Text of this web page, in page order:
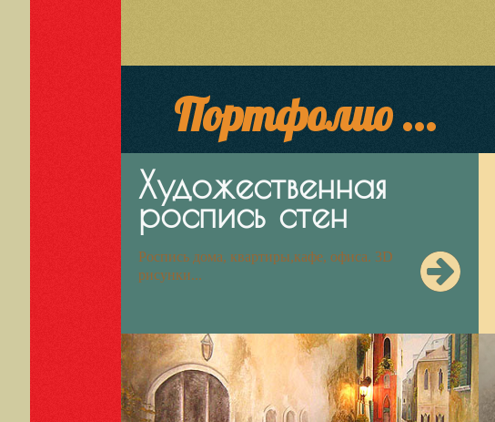
Портфолио ...
Художественная
роспись стен
Роспись дома, квартиры,кафе, офиса. 3D
рисунки...